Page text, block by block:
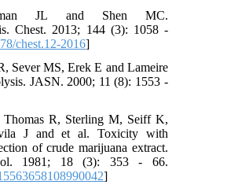
JL and Shen MC.
Chest. 2013; 144 (3): 1058 -
chest.12-2016
R, Sever MS, Erek E and Lameire
JASN. 2000; 11 (8): 1553 -
Thomas R, Sterling M, Seiff K,
J and et al. Toxicity with
of crude marijuana extract.
1981; 18 (3): 353 - 66.
15563658108990042